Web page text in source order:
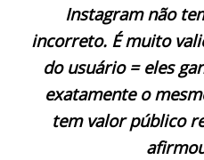
Instagram não
incorreto. É muito
do usuário = eles
exatamente o
tem valor público